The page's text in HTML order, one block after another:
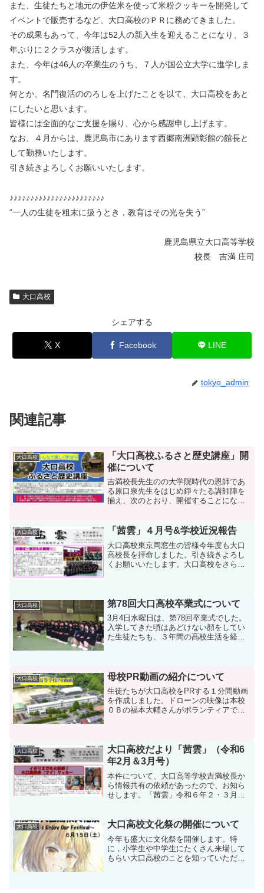
また、生徒たちと地元の伊佐米を使って米粉クッキーを開発して
イベントで販売するなど、大口高校のＰＲに務めてきました。
その成果もあって、今年は52人の新入生を迎えることになり、３
年ぶりに２クラスが復活します。
また、今年は46人の卒業生のうち、７人が国公立大学に進学しま
す。
何とか、名門復活ののろしを上げたことを以て、大口高校をあと
にしたいと思います。
皆様には全面的なご支援を賜り、心から感謝申し上げます。
なお、４月からは、鹿児島市にあります西郷南洲顕彰館の館長と
して勤務いたします。
引き続きよろしくお願いいたします。
♪♪♪♪♪♪♪♪♪♪♪♪♪♪♪♪♪♪♪♪♪♪♪
“一人の生徒を粗末に扱うとき，教育はその光を失う”
鹿児島県立大口高等学校
校長 吉満 庄司
大口高校
シェアする
X Facebook LINE
tokyo_admin
関連記事
大口高校
「大口高校ふるさと歴史講座」開
催について
吉満校長先生のの大学院時代の恩師であ
る原口泉先生をはじめ錚々たる講師陣を
揃え、次のとおり、開催することになり
送りすることも出来ますので、資料の送
付を希望する方は直接学校...
大口高校 「茜雲」４月号&学校近況報告
大口高校東京同窓生の皆様今年度も大口
高校長を拝命しました。引き続きよろし
くお願いいたします。大口高校をさらに
ＯＢで、母校愛は人一倍強...
大口高校 第78回大口高校卒業式について
3月4日水曜日は、第78回卒業式でした。
入学してきた頃はあどけない顔をしてい
た生徒たちも、３年間の高校生活を経て
して感情がこみ上げて...
大口高校 母校PR動画の紹介について
生徒たちが大口高校をPRする１分間動画
を作成しました。ドローンの映像は本校
ＯＢの福本大輔さんがボランティアで撮
♪♪♪♪♪♪♪♪♪♪♪♪♪♪♪...
大口高校
大口高校だより「茜雲」（令和6
年2月＆3月号）
本件について、大口高等学校吉満校長か
ら情報共有の依頼があったので、お知ら
せします。「茜雲」令和６年２・３月号
大口高校 大口高校文化祭の開催について
今年も盛大に文化祭を開催します。特
に，小学生や中学生にたくさん来場して
もらい大口高校のことを知っていただく